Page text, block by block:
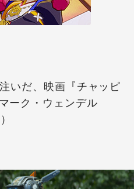
いだ、映画『チャッピ
ーク・ウェンデル